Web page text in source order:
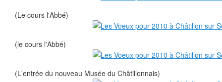
(Le cours l'Abbé)
(le cours l'Abbé)
(L'entrée du nouveau Musée du Châtillonnais)